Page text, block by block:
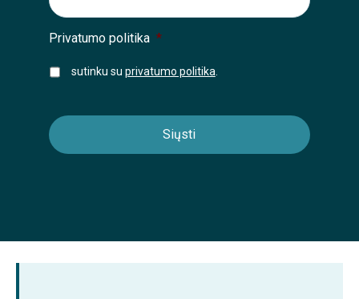
Privatumo politika *
sutinku su privatumo politika